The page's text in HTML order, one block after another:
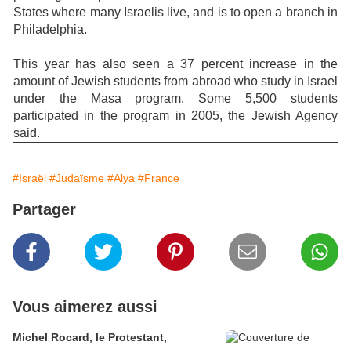
States where many Israelis live, and is to open a branch in
Philadelphia.
This year has also seen a 37 percent increase in the
amount of Jewish students from abroad who study in Israel
under the Masa program. Some 5,500 students
participated in the program in 2005, the Jewish Agency
said.
#Israël #Judaïsme #Alya #France
Partager
Vous aimerez aussi
Michel Rocard, le Protestant,